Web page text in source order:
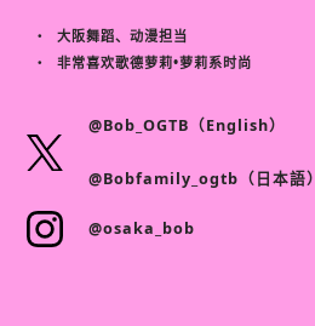
大阪舞蹈、动漫担当
非常喜欢歌德萝莉•萝莉系时尚
@Bob_OGTB（English）
@Bobfamily_ogtb（日本語）
@osaka_bob